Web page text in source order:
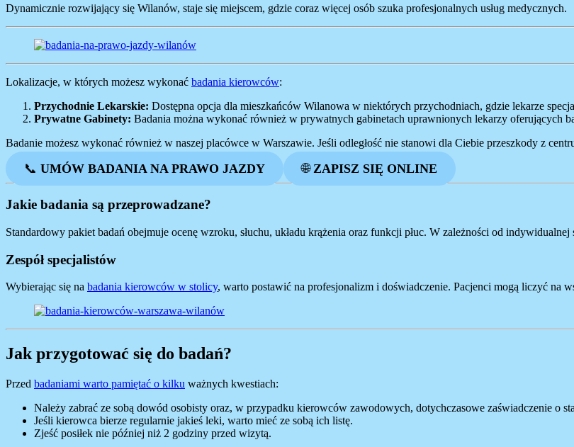
Dynamicznie rozwijający się Wilanów, staje się miejscem, gdzie coraz więcej osób szuka profesjonalnych usług medycznych.
Lokalizacje, w których możesz wykonać badania kierowców:
Przychodnie Lekarskie: Dostępna opcja dla mieszkańców Wilanowa w niektórych przychodniach, gdzie lekarze
Prywatne Gabinety: Badania można wykonać również w prywatnych gabinetach uprawnionych lekarzy oferujących
Badanie możesz wykonać również w naszej placówce w Warszawie. Jeśli odległość nie stanowi dla Ciebie przeszkody z
📞 UMÓW BADANIA NA PRAWO JAZDY 🌐 ZAPISZ SIĘ ONLINE
Jakie badania są przeprowadzane?
Standardowy pakiet badań obejmuje ocenę wzroku, słuchu, układu krążenia oraz funkcji płuc. W zależności od
Zespół specjalistów
Wybierając się na badania kierowców w stolicy, warto postawić na profesjonalizm i doświadczenie. Pacjenci mogą liczyć na
Jak przygotować się do badań?
Przed badaniami warto pamiętać o kilku ważnych kwestiach:
Należy zabrać ze sobą dowód osobisty oraz, w przypadku kierowców zawodowych, dotychczasowe zaświadczenie o
Jeśli kierowca bierze regularnie jakieś leki, warto mieć ze sobą ich listę.
Zjeść posiłek nie później niż 2 godziny przed wizytą.